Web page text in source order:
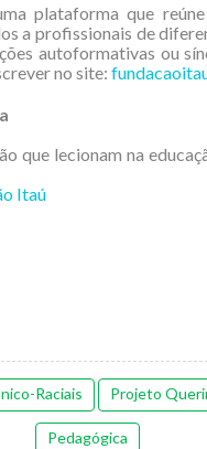
plataforma que
a profissionais de
autoformativas ou
no site:
que lecionam na
Itaú
Raciais Projeto
Pedagógica